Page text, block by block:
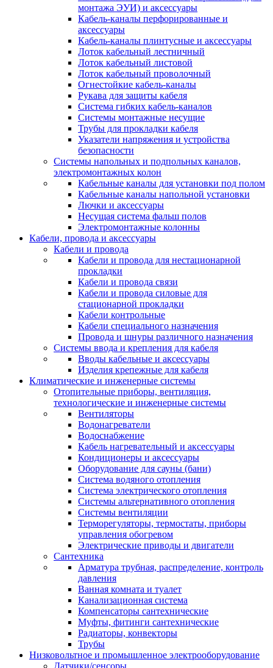
монтажа ЭУИ) и аксессуары
Кабель-каналы перфорированные и
аксессуары
Кабель-каналы плинтусные и аксессуары
Лоток кабельный лестничный
Лоток кабельный листовой
Лоток кабельный проволочный
Огнестойкие кабель-каналы
Рукава для защиты кабеля
Система гибких кабель-каналов
Системы монтажные несущие
Трубы для прокладки кабеля
Указатели напряжения и устройства
безопасности
Системы напольных и подпольных каналов,
электромонтажных колон
Кабельные каналы для установки под полом
Кабельные каналы напольной установки
Лючки и аксессуары
Несущая система фальш полов
Электромонтажные колонны
Кабели, провода и аксессуары
Кабели и провода
Кабели и провода для нестационарной
прокладки
Кабели и провода связи
Кабели и провода силовые для
стационарной прокладки
Кабели контрольные
Кабели специального назначения
Провода и шнуры различного назначения
Системы ввода и крепления для кабеля
Вводы кабельные и аксессуары
Изделия крепежные для кабеля
Климатические и инженерные системы
Отопительные приборы, вентиляция,
технологические и инженерные системы
Вентиляторы
Водонагреватели
Водоснабжение
Кабель нагревательный и аксессуары
Кондиционеры и аксессуары
Оборудование для сауны (бани)
Система водяного отопления
Система электрического отопления
Системы альтернативного отопления
Системы вентиляции
Терморегуляторы, термостаты, приборы
управления обогревом
Электрические приводы и двигатели
Сантехника
Арматура трубная, распределение, контроль
давления
Ванная комната и туалет
Канализационная система
Компенсаторы сантехнические
Муфты, фитинги сантехнические
Радиаторы, конвекторы
Трубы
Низковольтное и промышленное электрооборудование
Датчики/сенсоры